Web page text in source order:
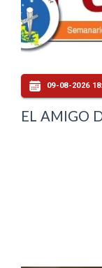
09-08-2026
EL AMIGO